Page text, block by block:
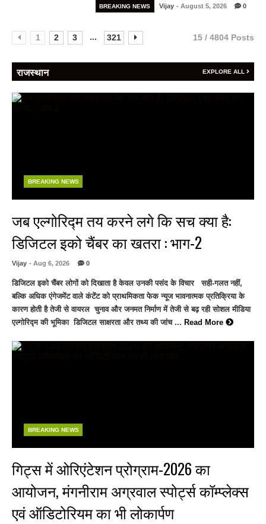
BREAKING NEWS Vijay - August 5, 2026 0
1 2 3 ... 321 15 / 4804 Posts
राजस्थान EXPLORE ALL
BREAKING NEWS
जब एल्गोरिद्म तय करने लगे कि सच क्या है:
डिजिटल इको चैंबर का खतरा : भाग-2
Vijay - Aug 6, 2026 0
डिजिटल इको चैंबर लोगों को दिखाता है केवल उनकी पसंद के विचार सही-गलत नहीं,
बल्कि अधिक एंगेजमेंट वाले कंटेंट को प्राथमिकता फेक न्यूज भावनात्मक प्रतिक्रिया के
कारण होती है तेजी से वायरल चुनाव और जनमत निर्माण में तेजी से बढ़ रही सोशल मीडिया
एल्गोरिद्म की भूमिका डिजिटल साक्षरता और तथ्य की जांच ... Read More
BREAKING NEWS
गिट्स में ओरिएंटेशन प्रोग्राम-2026 का
आयोजन, मंगनीराम अग्रवाल स्पोर्ट्स कॉम्प्लेक्स
एवं ऑडिटोरियम का भी लोकार्पण